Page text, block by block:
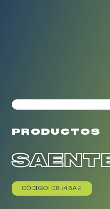
PRODUCTOS
CÓDIGO: D8J43AE